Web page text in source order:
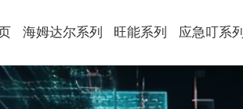
海姆达尔系列 旺能系列 应急叮系列